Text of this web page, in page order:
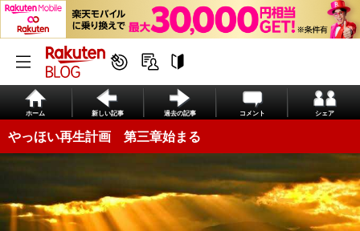
ホーム 新しい記事 過去の記事 コメント シェア
やっほい再生計画 第三章始まる